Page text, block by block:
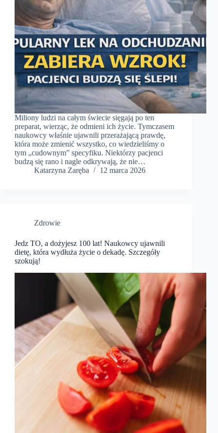
Miliony ludzi na całym świecie sięgają po ten
preparat, wierząc, że odmieni ich życie. Tymczasem
naukowcy właśnie ujawnili przerażającą prawdę,
która może zmienić wszystko, co wiedzieliśmy o
tym „cudownym” specyfiku. Niektórzy pacjenci
budzą się rano i nagle odkrywają, że nie…
Katarzyna Zaręba
12 marca 2026
Zdrowie
Jedz TO, a dożyjesz 100 lat! Naukowcy ujawnili
dietę, która wydłuża życie o dekadę. Szczegóły
szokują!